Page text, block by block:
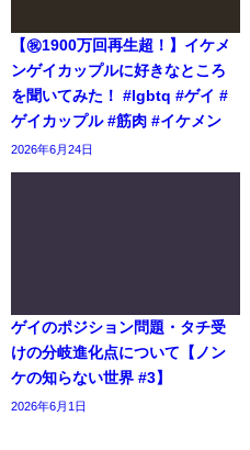
【㊗️1900万回再生超！】イケメ
ンゲイカップルに好きなところ
を聞いてみた！ #lgbtq #ゲイ #
ゲイカップル #筋肉 #イケメン
2026年6月24日
ゲイのポジション問題・タチ受
けの分岐進化点について【ノン
ケの知らない世界 #3】
2026年6月1日